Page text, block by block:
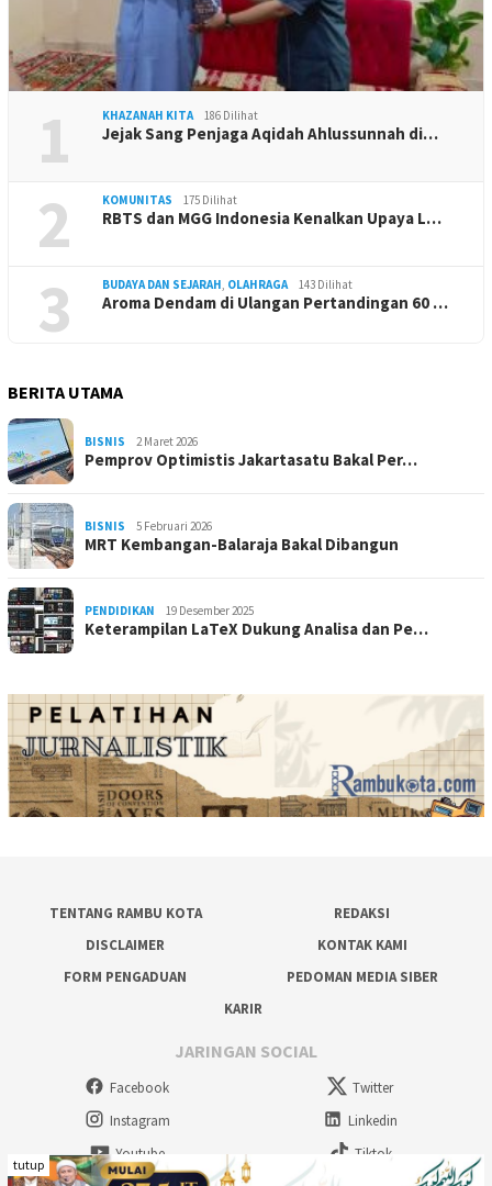
1 KHAZANAH KITA 186 Dilihat
Jejak Sang Penjaga Aqidah Ahlussunnah di…
2 KOMUNITAS 175 Dilihat
RBTS dan MGG Indonesia Kenalkan Upaya L…
3 BUDAYA DAN SEJARAH, OLAHRAGA 143 Dilihat
Aroma Dendam di Ulangan Pertandingan 60 …
BERITA UTAMA
BISNIS 2 Maret 2026
Pemprov Optimistis Jakartasatu Bakal Per…
BISNIS 5 Februari 2026
MRT Kembangan-Balaraja Bakal Dibangun
PENDIDIKAN 19 Desember 2025
Keterampilan LaTeX Dukung Analisa dan Pe…
TENTANG RAMBU KOTA
REDAKSI
DISCLAIMER
KONTAK KAMI
FORM PENGADUAN
PEDOMAN MEDIA SIBER
KARIR
JARINGAN SOCIAL
Facebook
Twitter
Instagram
Linkedin
Youtube
Tiktok
tutup